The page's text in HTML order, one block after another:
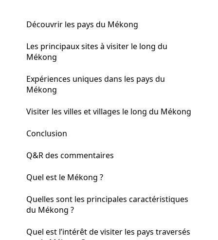
Découvrir les pays du Mékong
Les principaux sites à visiter le long du
Mékong
Expériences uniques dans les pays du
Mékong
Visiter les villes et villages le long du Mékong
Conclusion
Q&R des commentaires
Quel est le Mékong ?
Quelles sont les principales caractéristiques
du Mékong ?
Quel est l’intérêt de visiter les pays traversés